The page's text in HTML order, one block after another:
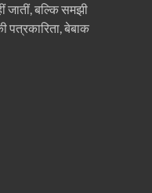
जातीं, बल्कि समझी
पत्रकारिता, बेबाक